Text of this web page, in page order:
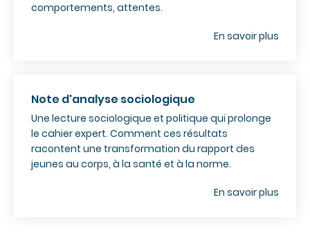
comportements, attentes.
En savoir plus
Note d'analyse sociologique
Une lecture sociologique et politique qui prolonge
le cahier expert. Comment ces résultats
racontent une transformation du rapport des
jeunes au corps, à la santé et à la norme.
En savoir plus